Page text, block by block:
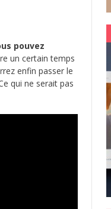
pouvez
un certain temps
enfin passer le
qui ne serait pas